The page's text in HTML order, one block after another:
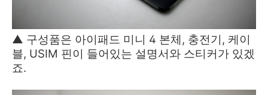
▲ 구성품은 아이패드 미니 4 본체, 충전기, 케이
블, USIM 핀이 들어있는 설명서와 스티커가 있겠
죠.